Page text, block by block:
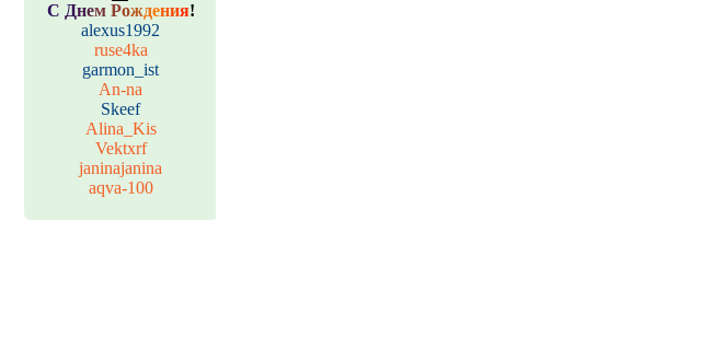
С Днем Рождения!
alexus1992
ruse4ka
garmon_ist
An-na
Skeef
Alina_Kis
Vektxrf
janinajanina
aqva-100